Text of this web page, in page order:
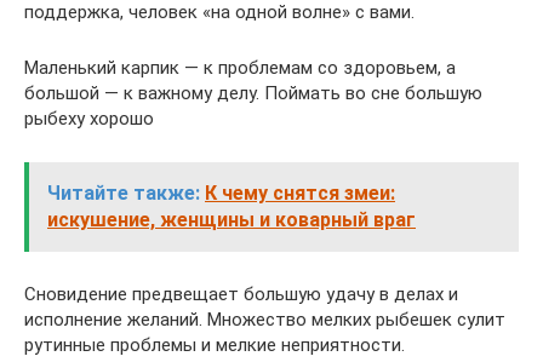
поддержка, человек «на одной волне» с вами.
Маленький карпик — к проблемам со здоровьем, а
большой — к важному делу. Поймать во сне большую
рыбеху хорошо
Читайте также: К чему снятся змеи:
искушение, женщины и коварный враг
Сновидение предвещает большую удачу в делах и
исполнение желаний. Множество мелких рыбешек сулит
рутинные проблемы и мелкие неприятности.